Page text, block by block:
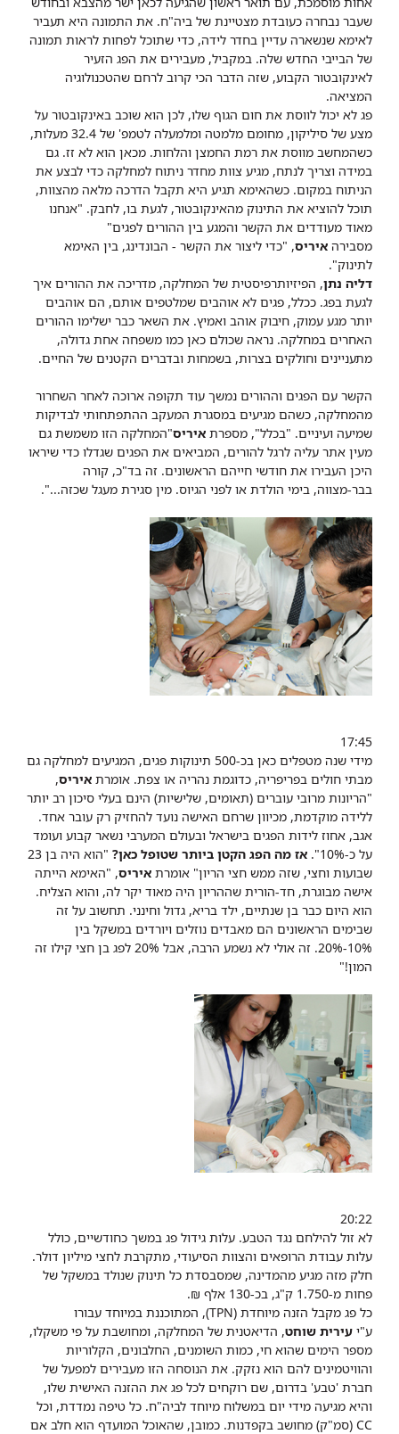
שעבר נבחרה כעובדת מצטיינת של ביה"ח. את התמונה היא תעביר
לאימא שנשארה עדיין בחדר לידה, כדי שתוכל לפחות לראות תמונה
של הבייבי החדש שלה. במקביל, מעבירים את הפג הזעיר
לאינקובטור הקבוע, שזה הדבר הכי קרוב לרחם שהטכנולוגיה
המציאה.
פג לא יכול לווסת את חום הגוף שלו, לכן הוא שוכב באינקובטור על
מצע של סיליקון, מחומם מלמטה ומלמעלה לטמפ' של 32.4 מעלות,
כשהמחשב מווסת את רמת החמצן והלחות. מכאן הוא לא זז. גם
במידה וצריך לנתח, מגיע צוות מחדר ניתוח למחלקה כדי לבצע את
הניתוח במקום. כשהאימא תגיע היא תקבל הדרכה מלאה מהצוות,
תוכל להוציא את התינוק מהאינקובטור, לגעת בו, לחבק. "אנחנו
מאוד מעודדים את הקשר והמגע בין ההורים לפגים"
מסבירה איריס, "כדי ליצור את הקשר - הבונדינג, בין האימא
לתינוק".
דליה נתן, הפיזיותרפיסטית של המחלקה, מדריכה את ההורים איך
לגעת בפג. ככלל, פגים לא אוהבים שמלטפים אותם, הם אוהבים
יותר מגע עמוק, חיבוק אוהב ואמיץ. את השאר כבר ישלימו ההורים
האחרים במחלקה. נראה שכולם כאן כמו משפחה אחת גדולה,
מתעניינים וחולקים בצרות, בשמחות ובדברים הקטנים של החיים.
הקשר עם הפגים וההורים נמשך עוד תקופה ארוכה לאחר השחרור
מהמחלקה, כשהם מגיעים במסגרת המעקב ההתפתחותי לבדיקות
שמיעה ועיניים. "בכלל", מספרת איריס"המחלקה הזו משמשת גם
מעין אתר עליה לרגל להורים, המביאים את הפגים שגדלו כדי שיראו
היכן העבירו את חודשי חייהם הראשונים. זה בד"כ, קורה
בבר-מצווה, בימי הולדת או לפני הגיוס. מין סגירת מעגל שכזה...".
17:45
מידי שנה מטפלים כאן בכ-500 תינוקות פגים, המגיעים למחלקה גם
מבתי חולים בפריפריה, כדוגמת נהריה או צפת. אומרת איריס,
"הריונות מרובי עוברים (תאומים, שלישיות) הינם בעלי סיכון רב יותר
ללידה מוקדמת, מכיוון שרחם האישה נועד להחזיק רק עובר אחד.
אגב, אחוז לידות הפגים בישראל ובעולם המערבי נשאר קבוע ועומד
על כ-10%".
אז מה הפג הקטן ביותר שטופל כאן?
"הוא היה בן 23
שבועות וחצי, שזה ממש חצי הריון" אומרת איריס, "האימא הייתה
אישה מבוגרת, חד-הורית שההריון היה מאוד יקר לה, והוא הצליח.
הוא היום כבר בן שנתיים, ילד בריא, גדול וחינני. תחשוב על זה
שבימים הראשונים הם מאבדים נוזלים ויורדים במשקל בין
10%-20%. זה אולי לא נשמע הרבה, אבל 20% לפג בן חצי קילו זה
המון!"
20:22
לא זול להילחם נגד הטבע. עלות גידול פג במשך כחודשיים, כולל
עלות עבודת הרופאים והצוות הסיעודי, מתקרבת לחצי מיליון דולר.
חלק מזה מגיע מהמדינה, שמסבסדת כל תינוק שנולד במשקל של
פחות מ-1.750 ק"ג, בכ-130 אלף ₪.
כל פג מקבל הזנה מיוחדת (TPN), המתוכננת במיוחד עבורו
ע"י עירית שוחט, הדיאטנית של המחלקה, ומחושבת על פי משקלו,
מספר הימים שהוא חי, כמות השומנים, החלבונים, הקלוריות
והוויטמינים להם הוא נזקק. את הנוסחה הזו מעבירים למפעל של
חברת 'טבע' בדרום, שם רוקחים לכל פג את ההזנה האישית שלו,
והיא מגיעה מידי יום במשלוח מיוחד לביה"ח. כל טיפה נמדדת, וכל
CC (סמ"ק) מחושב בקפדנות. כמובן, שהאוכל המועדף הוא חלב אם